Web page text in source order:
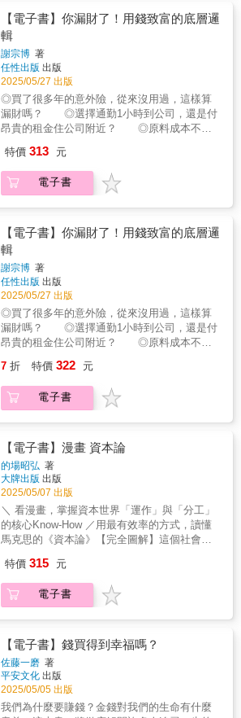
Becker），1992年諾貝爾經濟學獎得主
「經濟分析必須根據理論，本書作者能夠運用
獨特的洞察力剝開實際問題的層層遮掩，讓現
象背後的原因得以顯露。」——劉瑞華，清華
大學經濟學系榮譽教授瓦 基 「閱讀前哨
站」站長朱楚文 財經主播主持人陳旭昇 台
灣大學經濟系特聘教授兼系主任廖啟宏 加州
州政府研究首席，主持人劉瑞華 清華大學經
排序）
化上活用經濟學。．Deloitte Tohmatsu：和客
戶建立信賴關係、釐清課題與提高企業價值的
經濟學。一起讓經濟學成為事業路途中的思考
工具，從混沌中釐清路徑，為企業注入長期穩
定的力量！
學──正是提升企業確定性、重現性與普遍性的
關鍵知識！然而，對多數企業與商務人士而
言，「經濟學」常常停留在理論階段，難以實
踐⋯⋯《提高公司穩定度！先進企業的經濟學
運用法》搭起了「研究」與「現場」之間的橋
樑，揭示如何用經濟學思維解決商業難題、建
立事業的穩定性！收錄5家企業活用經濟學的具
體作法與成效，從行銷優化、用戶體驗到營運
改善、價格設計，將理論與實務連接，創造獨
特競爭力！．CyberAgent：利用經濟學改善公
AppBrew（LIPS）：有經濟學背書的「可信
度」和「使用者滿意度」。．Sansan：從業務
改善到開發公司產品的廣泛活用法。．Due
化上活用經濟學。．Deloitte Tohmatsu：和客
戶建立信賴關係、釐清課題與提高企業價值的
經濟學。一起讓經濟學成為事業路途中的思考
工具，從混沌中釐清路徑，為企業注入長期穩
定的力量！
【電子書】你漏財了！用錢致富的底層邏
輯
謝宗博 著
任性出版 出版
2025/05/27 出版
◎買了很多年的意外險，從來沒用過，這樣算
漏財嗎？ ◎選擇通勤1小時到公司，還是付
昂貴的租金住公司附近？ ◎原料成本不到
是「信任」。 ◎錢存銀行最安穩，投資股
票有風險？有錢人想的跟你不一樣。 作者
謝宗博為知名財經作家， 擁有澳洲資深註
買名牌包，旅行坐商務艙，花錢看昂貴演唱
會， 或是學別人炒黃金，買了一堆小金
豆，這些花錢行為算漏財嗎？ 作者認為：
不一定。經濟學中有個名詞叫「心理帳
戶」， 即使生活比較奢侈，但只要花出去
的錢能為自己帶來回報， 或是內心覺得這
筆錢花得值得，就不算漏財。 既然漏財不
等於愛花錢，什麼才算漏財？ 作者以生活
化案例，帶你認識財富、投資、風險等經濟世
界的運行規律： 省錢變浪費、花錢卻節
貸？ 有錢人想的、做的跟你哪裡不一
樣！ ◎陷入價格陷阱，所以你漏財
免費的YouTube、免費的接駁車、免費的優惠
的方式付費： 你的時間、精力、關注
度，都是你的財富之一。 買了卻沒穿過
的衣服、預繳了年費卻沒去過幾次的健身
房， 你以為的省，其實讓你花更
多。 ◎有錢人算帳，成本比收益更重
要 通勤1小時，還是每個月多花2,000元
住公司旁邊？ 假設你每小時可賺120元，
日）就損失5,040元！ 多數人只關心賺多
少，卻忽略財富累積的最大敵人──成
本。 時間成本、機會成本、決策成本
等，都比金錢成本更重要。 ◎成功的關鍵
錢，該提前還房貸還是先投資？ 朋友找
我借錢，該借嗎？熟人間借錢，要承擔四種風
險，你怎麼選？ 雞蛋該不該放同一個籃
子？保險從沒用到，還要繼續買嗎？ 人
生中最大的成本就是做決策， 因為人會
選擇規避損失：可以不賺，但不接受吃
特價 313 元
電子書
【電子書】你漏財了！用錢致富的底層邏
輯
謝宗博 著
任性出版 出版
2025/05/27 出版
◎買了很多年的意外險，從來沒用過，這樣算
漏財嗎？ ◎選擇通勤1小時到公司，還是付
昂貴的租金住公司附近？ ◎原料成本不到
是「信任」。 ◎錢存銀行最安穩，投資股
票有風險？有錢人想的跟你不一樣。 作者
謝宗博為知名財經作家， 擁有澳洲資深註
買名牌包，旅行坐商務艙，花錢看昂貴演唱
會， 或是學別人炒黃金，買了一堆小金
豆，這些花錢行為算漏財嗎？ 作者認為：
不一定。經濟學中有個名詞叫「心理帳
戶」， 即使生活比較奢侈，但只要花出去
的錢能為自己帶來回報， 或是內心覺得這
筆錢花得值得，就不算漏財。 既然漏財不
等於愛花錢，什麼才算漏財？ 作者以生活
化案例，帶你認識財富、投資、風險等經濟世
約、怎麼投資、怎麼投機、怎麼處理借
貸？ 有錢人想的、做的跟你哪裡不一
樣！ ◎陷入價格陷阱，所以你漏財
券…… 你以為的免費，其實是讓你用別
的方式付費： 你的時間、精力、關注
度，都是你的財富之一。 買了卻沒穿過
的衣服、預繳了年費卻沒去過幾次的健身
房， 你以為的省，其實讓你花更
7 折 特價 322 元
電子書
【電子書】漫畫 資本論
的場昭弘 著
大牌出版 出版
2025/05/07 出版
＼ 看漫畫，掌握資本世界「運作」與「分工」
的核心Know-How ／用最有效率的方式，讀懂
馬克思的《資本論》【完全圖解】這個社會就
日本NO.1商業漫畫，加值社科素養最快途
徑 ★ 35幅視覺化彩頁圖表＋65主題專文&
名詞解說，不知不覺就消化了篇幅巨大的《資
場社會人必讀！【全年齡、零基礎適用】每個
人出社會之前，就該懂的資本世界運作潛規
則！ 十九世紀經濟學家馬克思的《資本
論》，是一部傳閱百年、分析「資本如何對人
類生活產生巨大影響」的經典，被譽為是「人
類文化遺產」。只不過，《資本論》的原著共
特價 315 元
電子書
【電子書】錢買得到幸福嗎？
佐藤一磨 著
平安文化 出版
2025/05/05 出版
我們為什麼要賺錢？金錢對我們的生命有什麼